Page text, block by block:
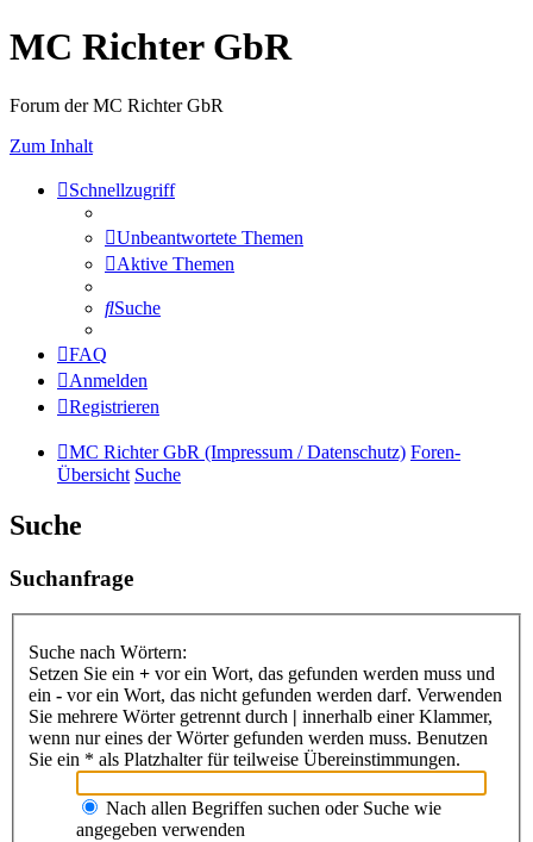
MC Richter GbR
Forum der MC Richter GbR
Zum Inhalt
Schnellzugriff
Unbeantwortete Themen
Aktive Themen
Suche
FAQ
Anmelden
Registrieren
MC Richter GbR (Impressum / Datenschutz) Foren-
Übersicht Suche
Suche
Suchanfrage
Suche nach Wörtern:
Setzen Sie ein + vor ein Wort, das gefunden werden muss und
ein - vor ein Wort, das nicht gefunden werden darf. Verwenden
Sie mehrere Wörter getrennt durch | innerhalb einer Klammer,
wenn nur eines der Wörter gefunden werden muss. Benutzen
Sie ein * als Platzhalter für teilweise Übereinstimmungen.
Nach allen Begriffen suchen oder Suche wie
angegeben verwenden